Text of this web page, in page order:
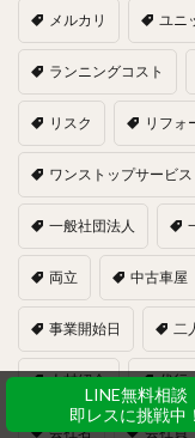
メルカリ ユニ
ランニングコスト
リスク リフォ
ワンストップサービス
一般社団法人
両立 中古車屋
事業開始日 二
人材紹介 代行
会社名 会社員
LINE無料相談
即レスに挑戦中！